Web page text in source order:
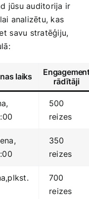
jūsu auditorija ir
analizētu, kas
⁤savu stratēģiju,
laiks
rādītāji
500
reizes
350
reizes
700
⁤reizes